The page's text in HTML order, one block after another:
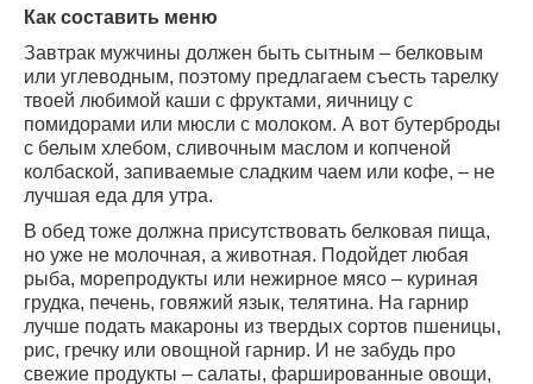
Как составить меню
Завтрак мужчины должен быть сытным – белковым
или углеводным, поэтому предлагаем съесть тарелку
твоей любимой каши с фруктами, яичницу с
помидорами или мюсли с молоком. А вот бутерброды
с белым хлебом, сливочным маслом и копченой
колбаской, запиваемые сладким чаем или кофе, – не
лучшая еда для утра.
В обед тоже должна присутствовать белковая пища,
но уже не молочная, а животная. Подойдет любая
рыба, морепродукты или нежирное мясо – куриная
грудка, печень, говяжий язык, телятина. На гарнир
лучше подать макароны из твердых сортов пшеницы,
рис, гречку или овощной гарнир. И не забудь про
свежие продукты – салаты, фаршированные овощи,